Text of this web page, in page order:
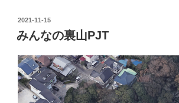
投
稿
日:
2021-11-15
みんなの裏山PJT